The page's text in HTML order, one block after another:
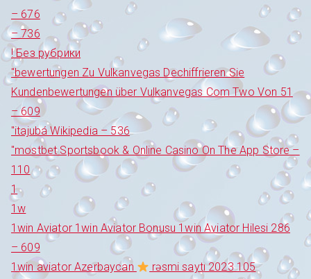
– 676
– 736
! Без рубрики
"bewertungen Zu Vulkanvegas Dechiffrieren Sie
Kundenbewertungen über Vulkanvegas Com Two Von 51
– 609
"itajubá Wikipedia – 536
"‎mostbet Sportsbook & Online Casino On The App Store –
110
1
1w
1win Aviator 1win Aviator Bonusu 1win Aviator Hilesi 286
– 609
1win aviator Azerbaycan
rəsmi saytı 2023 105